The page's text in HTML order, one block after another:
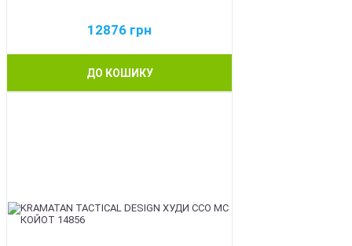
12876 грн
ДО КОШИКУ